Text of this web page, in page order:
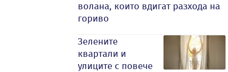
волана, които вдигат разхода на
гориво
Зелените
квартали и
улиците с повече